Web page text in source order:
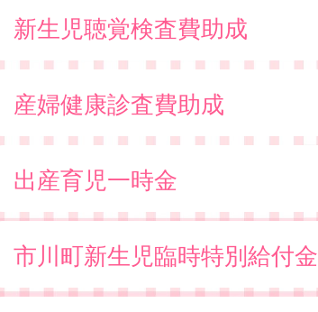
新生児聴覚検査費助成
産婦健康診査費助成
出産育児一時金
市川町新生児臨時特別給付金